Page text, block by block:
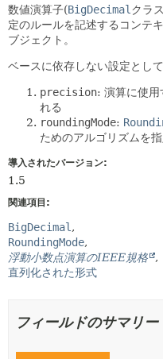
ヘルプ
数値演算子(BigDecimal クラ
定のルールを記述するコンテ
ブジェクト。
ベースに依存しない設定とし
precision: 演算に使用
れる
roundingMode:
ためのアルゴリズムを
導入されたバージョン:
1.5
関連項目:
BigDecimal
RoundingMode
浮動小数点演算のIEEE規格
直列化された形式
フィールドのサマリー